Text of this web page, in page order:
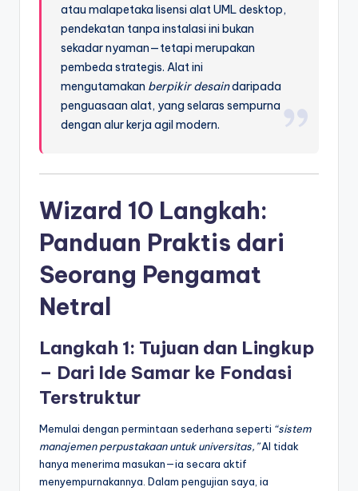
atau malapetaka lisensi alat UML desktop,
pendekatan tanpa instalasi ini bukan
sekadar nyaman—tetapi merupakan
pembeda strategis. Alat ini
mengutamakan berpikir desaindaripada
penguasaan alat, yang selaras sempurna
dengan alur kerja agil modern.
Wizard 10 Langkah:
Panduan Praktis dari
Seorang Pengamat
Netral
Langkah 1: Tujuan dan Lingkup
– Dari Ide Samar ke Fondasi
Terstruktur
Memulai dengan permintaan sederhana seperti “sistem
manajemen perpustakaan untuk universitas,”AI tidak
hanya menerima masukan—ia secara aktif
menyempurnakannya. Dalam pengujian saya, ia